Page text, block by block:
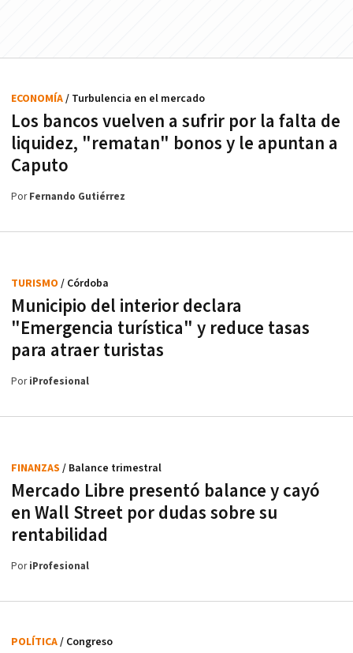
Los bancos vuelven a sufrir por la falta de
liquidez, "rematan" bonos y le apuntan a
Caputo
ECONOMÍA/ Turbulencia en el mercado
PorFernando Gutiérrez
Municipio del interior declara
"Emergencia turística" y reduce tasas
para atraer turistas
TURISMO / Córdoba
PoriProfesional
Mercado Libre presentó balance y cayó
en Wall Street por dudas sobre su
rentabilidad
FINANZAS / Balance trimestral
PoriProfesional
POLÍTICA/ Congreso